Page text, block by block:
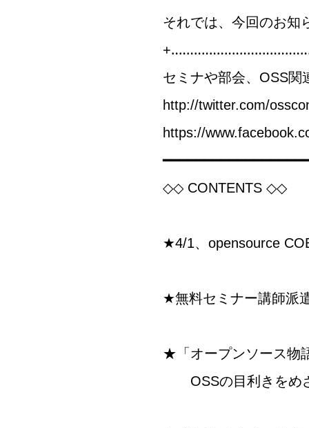
それでは、今回のお知
セミナや部会、OSS関
http://twitter.com/
https://
◇◇ CONTENTS ◇◇
★4/1、opensource
★無料セミナー講師派
★「オープンソース物
OSSの目利きをめ